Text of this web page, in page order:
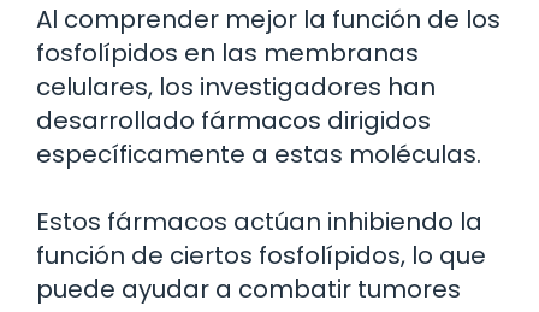
Al comprender mejor la función de los
fosfolípidos en las membranas
celulares, los investigadores han
desarrollado fármacos dirigidos
específicamente a estas moléculas.
Estos fármacos actúan inhibiendo la
función de ciertos fosfolípidos, lo que
puede ayudar a combatir tumores